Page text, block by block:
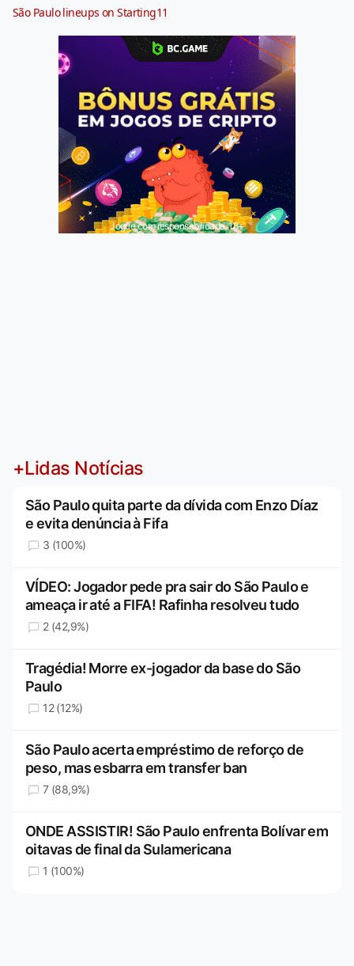
São Paulo lineups on Starting11
Jogue com responsabilidade. 18+
+Lidas Notícias
São Paulo quita parte da dívida com Enzo Díaz
e evita denúncia à Fifa
3 (100%)
VÍDEO: Jogador pede pra sair do São Paulo e
ameaça ir até a FIFA! Rafinha resolveu tudo
2 (42,9%)
Tragédia! Morre ex-jogador da base do São
Paulo
12 (12%)
São Paulo acerta empréstimo de reforço de
peso, mas esbarra em transfer ban
7 (88,9%)
ONDE ASSISTIR! São Paulo enfrenta Bolívar em
oitavas de final da Sulamericana
1 (100%)